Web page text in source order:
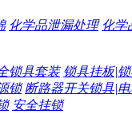
化学品泄漏处理 化学
锁具套装 锁具挂板|
锁 断路器开关锁具|
安全挂锁